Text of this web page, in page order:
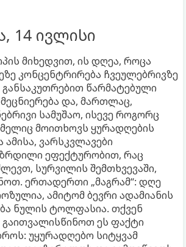
14 ივლისი
მიხედვით, ის დღეა, როცა
კონცენტრირება ჩვეულებრივზე
განსაკუთრებით წარმატებული
და, მართლაც,
სამუშაო, ისევე როგორც
მოითხოვს ყურადღების
ვარსკვლავები
ეფექტურობით, რაც
სურვილის შემთხვევაში,
ერთადერთი „მაგრამ“: დღე
ამიტომ ბევრი ადამიანის
ნულის ტოლფასია. თქვენ
ეს ფაქტი
უყურადღებო სიტყვამ